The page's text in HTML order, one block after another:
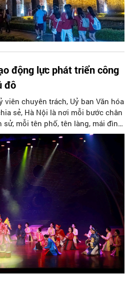
động lực phát triển công
đô
viên chuyên trách, Uỷ ban Văn hóa
sẻ, Hà Nội là nơi mỗi bước chân
mỗi tên phố, tên làng, mái đình,
món ăn, làn điệu, nghề thủ công
về chiều sâu văn hiến của
mới, câu hỏi đặt ra không
sản, bao nhiêu văn nghệ sĩ, trí
là làm thế nào để những giá trị
triển, thành sức mạnh mềm,
thành năng lực cạnh tranh của Thủ